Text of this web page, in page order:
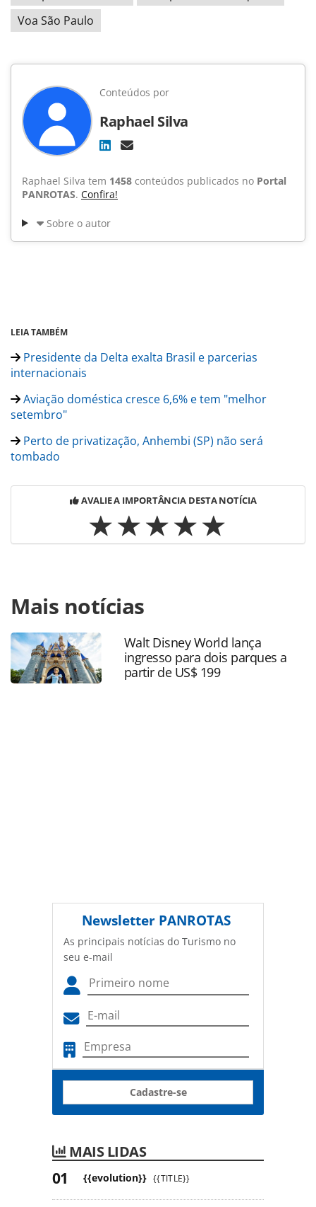
Voa São Paulo
Conteúdos por
Raphael Silva
Raphael Silva tem 1458 conteúdos publicados no Portal
PANROTAS. Confira!
Sobre o autor
LEIA TAMBÉM
Presidente da Delta exalta Brasil e parcerias
internacionais
Aviação doméstica cresce 6,6% e tem "melhor
setembro"
Perto de privatização, Anhembi (SP) não será
tombado
AVALIE A IMPORTÂNCIA DESTA NOTÍCIA
https://www.panrotas.com.br/noticia-
turismo/aviacao/2017/11/5-aeroportos-de-sp-sao-
transferidos-a-iniciativa-privada_150978.html ou as
ferramentas oferecidas na página. Todo o conteúdo
produzido pela PANROTAS Editora é protegido pela
legislação brasileira sobre direito autoral. Não reproduza o
Mais notícias
Walt Disney World lança
ingresso para dois parques a
partir de US$ 199
Newsletter PANROTAS
As principais notícias do Turismo no
seu e-mail
Cadastre-se
MAIS LIDAS
{{evolution}} {{TITLE}}